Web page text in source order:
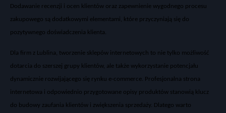
Dodawanie recenzji i ocen klientów oraz zapewnienie wygodnego procesu
zakupowego są dodatkowymi elementami, które przyczyniają się do
pozytywnego doświadczenia klienta.
Dla firm z Lublina, tworzenie sklepów internetowych to nie tylko możliwość
dotarcia do szerszej grupy klientów, ale także wykorzystanie potencjału
dynamicznie rozwijającego się rynku e-commerce. Profesjonalna strona
internetowa i odpowiednio przygotowane opisy produktów stanowią klucz
do budowy zaufania klientów i zwiększenia sprzedaży. Dlatego warto